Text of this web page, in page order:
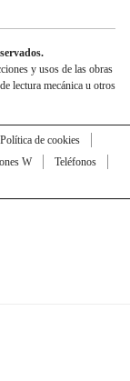
y usos de las obras
lectura mecánica u otros
Política de cookies
W
Teléfonos